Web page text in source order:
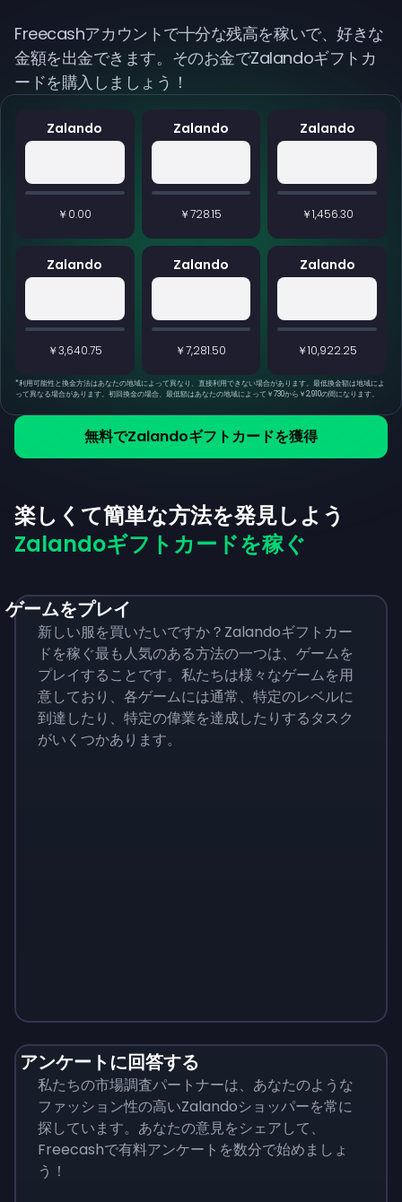
無料でZalandoギフトカードを獲得
Zalando
￥0.00
Zalando
￥728.15
Zalando
￥1,456.30
Zalando
￥3,640.75
Zalando
￥7,281.50
Zalando
￥10,922.25
*利用可能性と換金方法はあなたの地域によって異なり、直接利用できない場合があります。最低換金額は地域によ
って異なる場合があります。初回換金の場合、最低額はあなたの地域によって￥730から￥2,910の間になります。
Freecashアカウントで十分な残高を稼いで、好きな
金額を出金できます。そのお金でZalandoギフトカ
ードを購入しましょう！
楽しくて簡単な方法を発見しよう
Zalandoギフトカードを稼ぐ
ゲームをプレイ
新しい服を買いたいですか？Zalandoギフトカー
ドを稼ぐ最も人気のある方法の一つは、ゲームを
プレイすることです。私たちは様々なゲームを用
意しており、各ゲームには通常、特定のレベルに
到達したり、特定の偉業を達成したりするタスク
がいくつかあります。
アンケートに回答する
私たちの市場調査パートナーは、あなたのような
ファッション性の高いZalandoショッパーを常に
探しています。あなたの意見をシェアして、
Freecashで有料アンケートを数分で始めましょ
う！